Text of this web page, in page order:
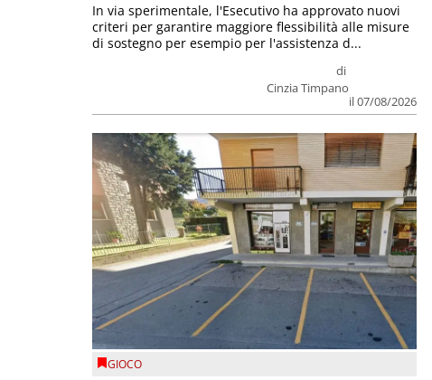
di
Cinzia Timpano
il 07/08/2026
In via sperimentale, l'Esecutivo ha approvato nuovi
criteri per garantire maggiore flessibilità alle misure
di sostegno per esempio per l'assistenza d...
GIOCO